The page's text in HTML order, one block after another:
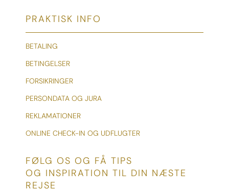
PRAKTISK INFO
BETALING
BETINGELSER
FORSIKRINGER
PERSONDATA OG JURA
REKLAMATIONER
ONLINE CHECK-IN OG UDFLUGTER
FØLG OS OG FÅ TIPS
OG INSPIRATION TIL DIN NÆSTE
REJSE